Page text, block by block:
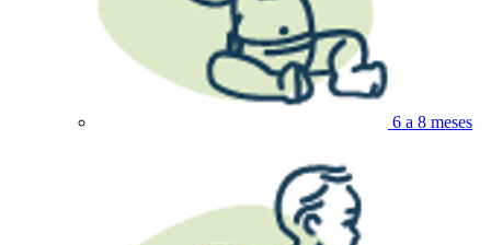
6 a 8 meses